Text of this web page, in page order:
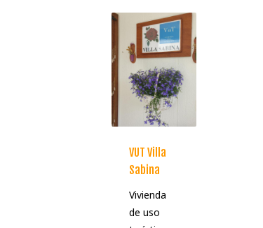
VUT Villa
Sabina
Vivienda
de uso